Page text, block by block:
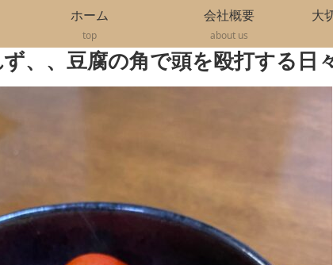
ホーム
top
会社概要
about us
大
、、豆腐の角で頭を殴打する日